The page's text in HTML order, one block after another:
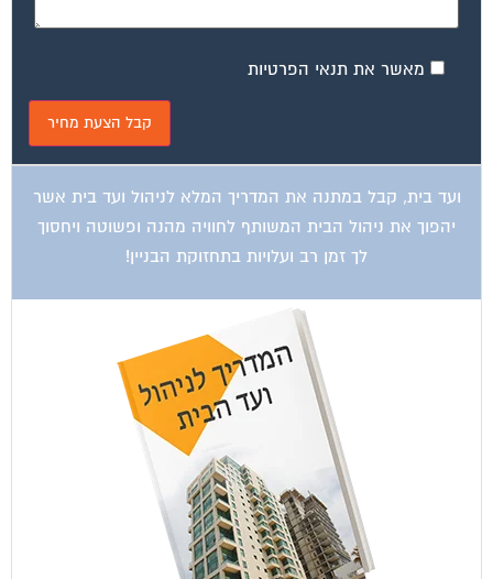
מאשר את תנאי הפרטיות
ועד בית, קבל במתנה את המדריך המלא לניהול ועד בית אשר
יהפוך את ניהול הבית המשותף לחוויה מהנה ופשוטה ויחסוך
לך זמן רב ועלויות בתחזוקת הבניין!